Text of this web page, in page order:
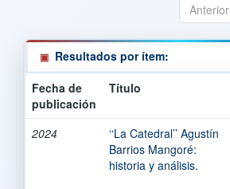
Anterior
Resultados por ítem:
Fecha de
publicación
Título
2024
‘‘La Catedral’’ Agustín
Barrios Mangoré:
historia y análisis.